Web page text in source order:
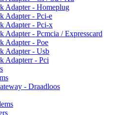
Adapter - Homeplug
Adapter - Pci-e
Adapter - Pci-x
Adapter - Pcmcia / Expresscard
Adapter - Poe
Adapter - Usb
Adapterr - Pci
- Draadloos